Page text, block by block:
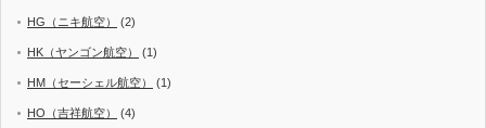
HG（ニキ航空） (2)
HK（ヤンゴン航空） (1)
HM（セーシェル航空） (1)
HO（吉祥航空） (4)